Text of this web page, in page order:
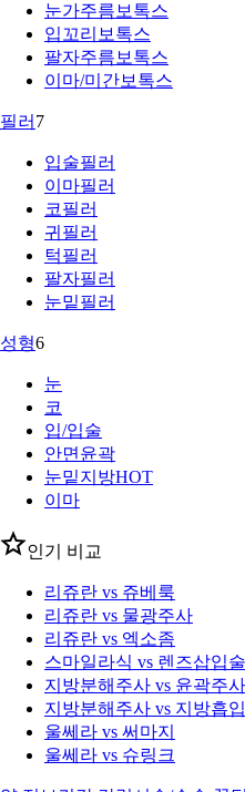
눈가주름보톡스
입꼬리보톡스
팔자주름보톡스
이마/미간보톡스
필러 7
입술필러
이마필러
코필러
귀필러
턱필러
팔자필러
눈밑필러
성형6
눈
코
입/입술
안면윤곽
눈밑지방HOT
이마
인기 비교
리쥬란 vs 쥬베룩
리쥬란 vs 물광주사
리쥬란 vs 엑소좀
스마일라식 vs 렌즈삽입술
지방분해주사 vs 윤곽주사
지방분해주사 vs 지방흡입
울쎄라 vs 써마지
울쎄라 vs 슈링크